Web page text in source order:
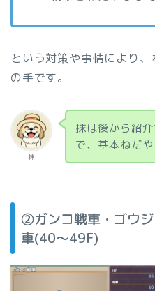
という対策や事情により
の手です。
抹
抹は後から紹
で、基本ねだ
②ガンコ戦車・ゴウ
車(40〜49F)